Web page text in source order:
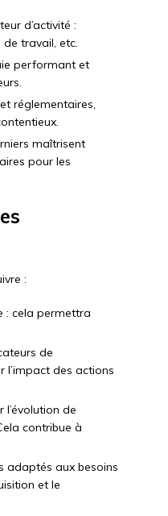
d’activité :
travail, etc.
performant et
réglementaires,
maîtrisent
pour les
:
: cela permettra
de
l’impact des actions
de
contribue à
adaptés aux besoins
et le